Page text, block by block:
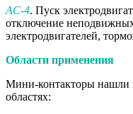
AC-4. Пуск
отключение
электродвигателей,
Области применения
Мини-контакторы нашли
областях: